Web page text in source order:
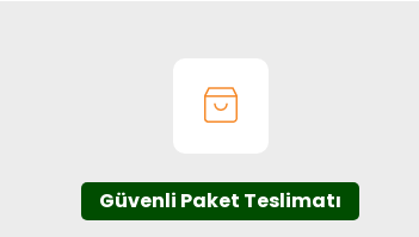
Ürün fiyatı diğer sitelerden daha pahalı.
Güvenli Paket Teslimatı